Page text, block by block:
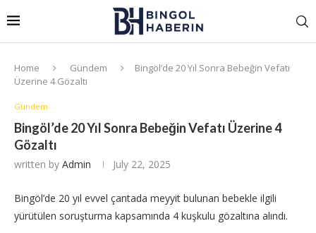
Home Gündem
Bingöl’de 20 Yıl Sonra Bebeğin Vefatı
Üzerine 4 Gözaltı
Gündem
Bingöl’de 20 Yıl Sonra Bebeğin Vefatı Üzerine 4
Gözaltı
written by Admin July 22, 2025
Bingöl’de 20 yıl evvel çantada meyyit bulunan bebekle ilgili
yürütülen soruşturma kapsamında 4 kuşkulu gözaltına alındı.